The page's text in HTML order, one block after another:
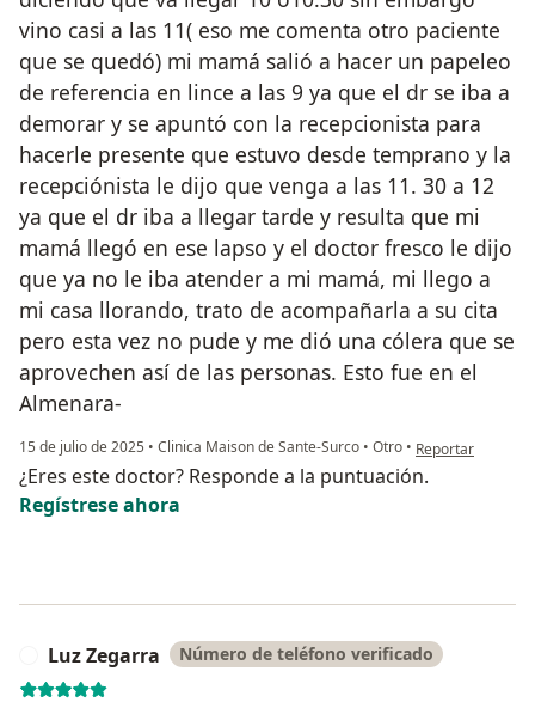
vino casi a las 11( eso me comenta otro paciente
que se quedó) mi mamá salió a hacer un papeleo
de referencia en lince a las 9 ya que el dr se iba a
demorar y se apuntó con la recepcionista para
hacerle presente que estuvo desde temprano y la
recepciónista le dijo que venga a las 11. 30 a 12
ya que el dr iba a llegar tarde y resulta que mi
mamá llegó en ese lapso y el doctor fresco le dijo
que ya no le iba atender a mi mamá, mi llego a
mi casa llorando, trato de acompañarla a su cita
pero esta vez no pude y me dió una cólera que se
aprovechen así de las personas. Esto fue en el
Almenara-
15 de julio de 2025 • Clinica Maison de Sante-Surco • Otro • en opinión del
Reportar
¿Eres este doctor? Responde a la puntuación.
Regístrese ahora
Luz Zegarra Número de teléfono verificado